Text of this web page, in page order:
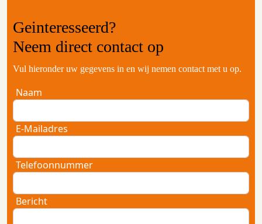
Geinteresseerd?
Neem direct contact op
Vul hieronder uw gegevens in en wij nemen contact met u op.
Naam
E-Mailadres
Telefoonnummer
Bericht